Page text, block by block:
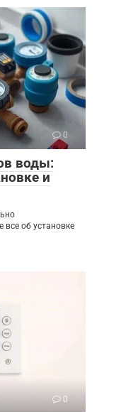
0
воды:
и
все об установке
0